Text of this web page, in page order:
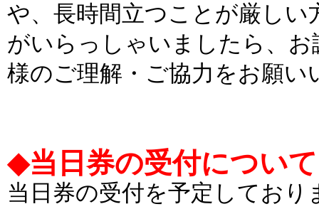
や、長時間立つことが厳し
がいらっしゃいましたら、
様のご理解・ご協力をお願い
◆当日券の受付につい
当日券の受付を予定しており